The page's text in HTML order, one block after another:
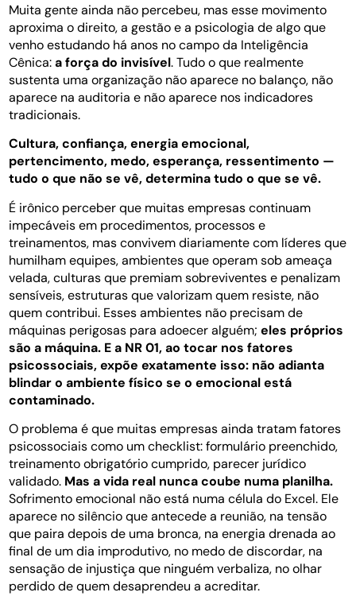
Muita gente ainda não percebeu, mas esse movimento
aproxima o direito, a gestão e a psicologia de algo que
venho estudando há anos no campo da Inteligência
Cênica:a força do invisível. Tudo o que realmente
sustenta uma organização não aparece no balanço, não
aparece na auditoria e não aparece nos indicadores
tradicionais.
Cultura, confiança, energia emocional,
pertencimento, medo, esperança, ressentimento —
tudo o que não se vê, determina tudo o que se vê.
É irônico perceber que muitas empresas continuam
impecáveis em procedimentos, processos e
treinamentos, mas convivem diariamente com líderes que
humilham equipes, ambientes que operam sob ameaça
velada, culturas que premiam sobreviventes e penalizam
sensíveis, estruturas que valorizam quem resiste, não
quem contribui. Esses ambientes não precisam de
máquinas perigosas para adoecer alguém; eles próprios
são a máquina. E a NR 01, ao tocar nos fatores
psicossociais, expõe exatamente isso: não adianta
blindar o ambiente físico se o emocional está
contaminado.
O problema é que muitas empresas ainda tratam fatores
psicossociais como um checklist: formulário preenchido,
treinamento obrigatório cumprido, parecer jurídico
validado. Mas a vida real nunca coube numa planilha.
Sofrimento emocional não está numa célula do Excel. Ele
aparece no silêncio que antecede a reunião, na tensão
que paira depois de uma bronca, na energia drenada ao
final de um dia improdutivo, no medo de discordar, na
sensação de injustiça que ninguém verbaliza, no olhar
perdido de quem desaprendeu a acreditar.